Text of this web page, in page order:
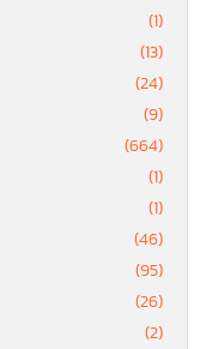
(1)
(13)
(24)
(9)
(664)
(1)
(1)
(46)
(95)
(26)
(2)